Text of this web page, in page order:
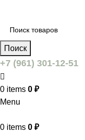
Поиск
+7 (961) 301-12-51
0 items 0 ₽
Menu
0 items 0 ₽